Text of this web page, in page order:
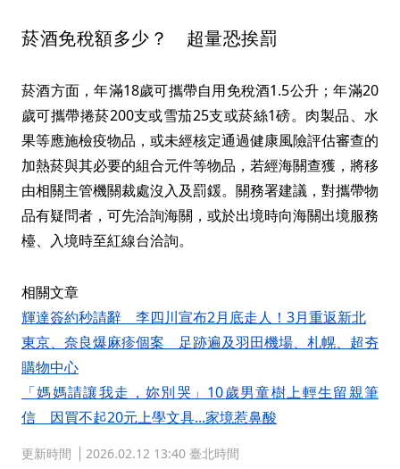
菸酒免稅額多少？ 超量恐挨罰
菸酒方面，年滿18歲可攜帶自用免稅酒1.5公升；年滿20
歲可攜帶捲菸200支或雪茄25支或菸絲1磅。肉製品、水
果等應施檢疫物品，或未經核定通過健康風險評估審查的
加熱菸與其必要的組合元件等物品，若經海關查獲，將移
由相關主管機關裁處沒入及罰鍰。關務署建議，對攜帶物
品有疑問者，可先洽詢海關，或於出境時向海關出境服務
檯、入境時至紅線台洽詢。
相關文章
輝達簽約秒請辭 李四川宣布2月底走人！3月重返新北
東京、奈良爆麻疹個案 足跡遍及羽田機場、札幌、超夯
購物中心
「媽媽請讓我走，妳別哭」10歲男童樹上輕生留親筆
信 因買不起20元上學文具...家境惹鼻酸
更新時間 2026.02.12 13:40 臺北時間